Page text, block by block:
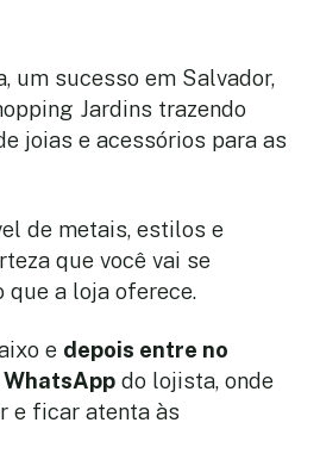
um sucesso em Salvador,
Jardins trazendo
joias e acessórios para as
de metais, estilos e
que você vai se
que a loja oferece.
e depois entre no
do lojista, onde
e ficar atenta às